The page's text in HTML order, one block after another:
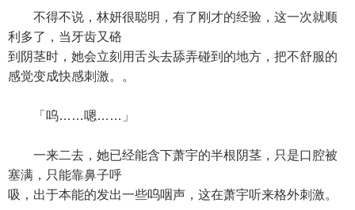
不得不说，林妍很聪明，有了刚才的经验，这一次就顺
利多了，当牙齿又硌
到阴茎时，她会立刻用舌头去舔弄碰到的地方，把不舒服的
感觉变成快感刺激。。
「呜……嗯……」
一来二去，她已经能含下萧宇的半根阴茎，只是口腔被
塞满，只能靠鼻子呼
吸，出于本能的发出一些呜咽声，这在萧宇听来格外刺激。